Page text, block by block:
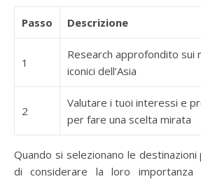
Passo Descrizione
1
Research approfondito sui
iconici dell’Asia
2
Valutare i tuoi interessi e
per fare una scelta mirata
Quando si selezionano le
di considerare la loro importanza